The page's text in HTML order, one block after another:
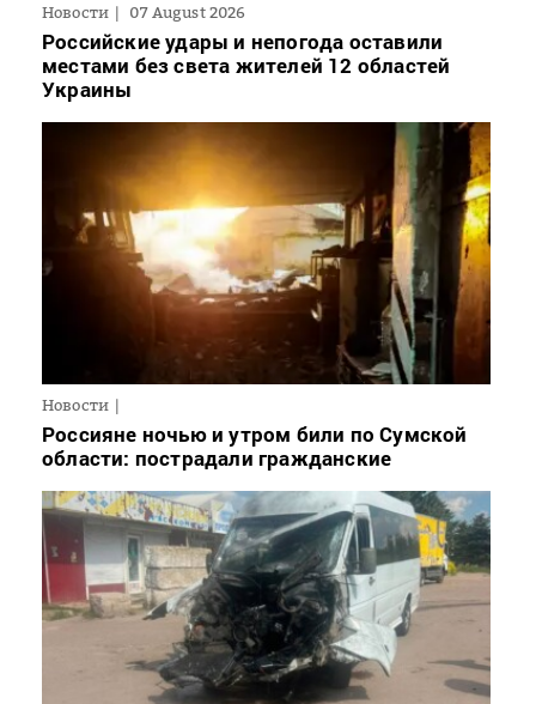
Новости 07 August 2026
Российские удары и непогода оставили
местами без света жителей 12 областей
Украины
Новости
Россияне ночью и утром били по Сумской
области: пострадали гражданские